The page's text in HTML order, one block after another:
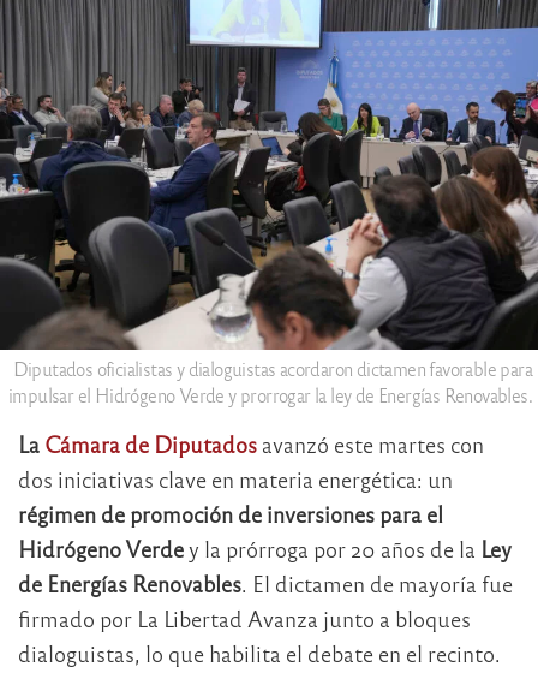
Diputados oficialistas y dialoguistas acordaron dictamen favorable para
impulsar el Hidrógeno Verde y prorrogar la ley de Energías Renovables.
La Cámara de Diputados avanzó este martes con
dos iniciativas clave en materia energética: un
régimen de promoción de inversiones para el
Hidrógeno Verdey la prórroga por 20 años de la Ley
de Energías Renovables. El dictamen de mayoría fue
firmado por La Libertad Avanza junto a bloques
dialoguistas, lo que habilita el debate en el recinto.